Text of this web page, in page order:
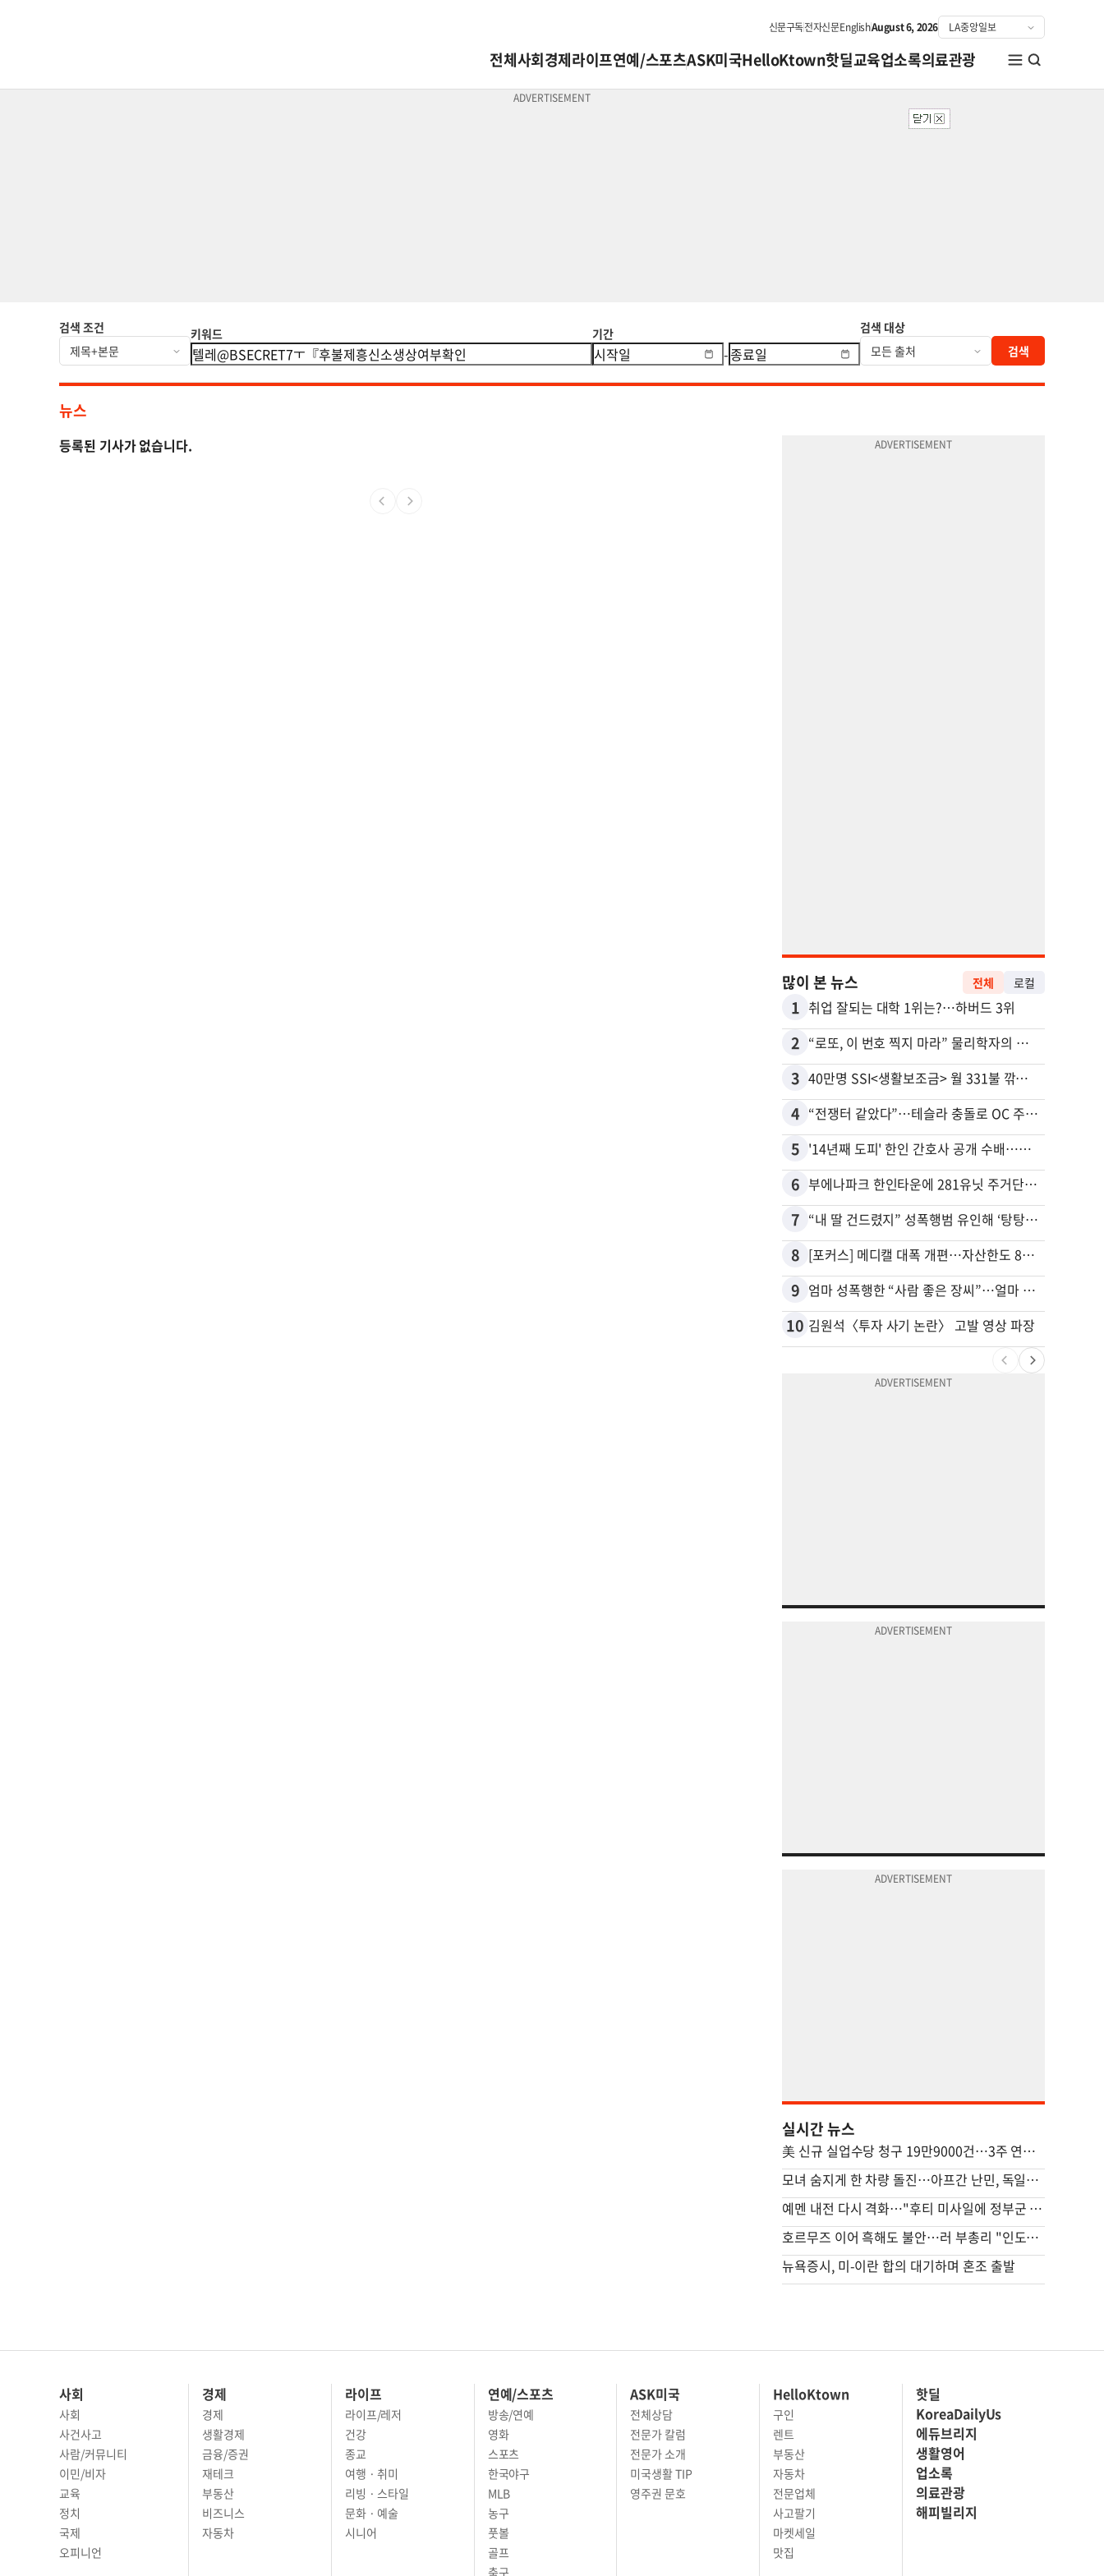
신문구독전자신문EnglishAugust 6, 2026
전체사회경제라이프연예/스포츠ASK미국HelloKtown핫딜교육업소록의료관광
검색 조건 키워드 기간
-
검색 대상
검색
뉴스
등록된 기사가 없습니다.
많이 본 뉴스 전체 로컬
1 취업 잘되는 대학 1위는?…하버드 3위
2 “로또, 이 번호 찍지 마라” 물리학자의 당첨금 높이는 비밀
3 40만명 SSI<생활보조금> 월 331불 깎이나
4 “전쟁터 같았다”…테슬라 충돌로 OC 주택 4채 파손
5 '14년째 도피' 한인 간호사 공개 수배…메디케어 사기 유죄
6 부에나파크 한인타운에 281유닛 주거단지 들어선다
7 “내 딸 건드렸지” 성폭행범 유인해 ‘탕탕’…아빠의 복수 결말
8 [포커스] 메디캘 대폭 개편…자산한도 84% 축소
9 엄마 성폭행한 “사람 좋은 장씨”…얼마 뒤 딸 배도 불러왔다
10 김원석〈투자 사기 논란〉 고발 영상 파장
실시간 뉴스
美 신규 실업수당 청구 19만9000건…3주 연속 20만명 하회
모녀 숨지게 한 차량 돌진…아프간 난민, 독일서 종신형
예멘 내전 다시 격화…"후티 미사일에 정부군 최소 30명 사망"
호르무즈 이어 흑해도 불안…러 부총리 "인도양 연결 철도 필요"
뉴욕증시, 미-이란 합의 대기하며 혼조 출발
사회
사회
사건사고
사람/커뮤니티
이민/비자
교육
정치
국제
오피니언
경제
경제
생활경제
금융/증권
재테크
부동산
비즈니스
자동차
라이프
라이프/레저
건강
종교
여행 · 취미
리빙 · 스타일
문화 · 예술
시니어
연예/스포츠
방송/연예
영화
스포츠
한국야구
MLB
농구
풋볼
골프
축구
ASK미국
전체상담
전문가 칼럼
전문가 소개
미국생활 TIP
영주권 문호
HelloKtown
구인
렌트
부동산
자동차
전문업체
사고팔기
마켓세일
맛집
핫딜
KoreaDailyUs
에듀브리지
생활영어
업소록
의료관광
해피빌리지